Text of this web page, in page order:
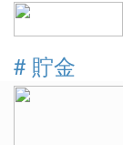
# 貯金